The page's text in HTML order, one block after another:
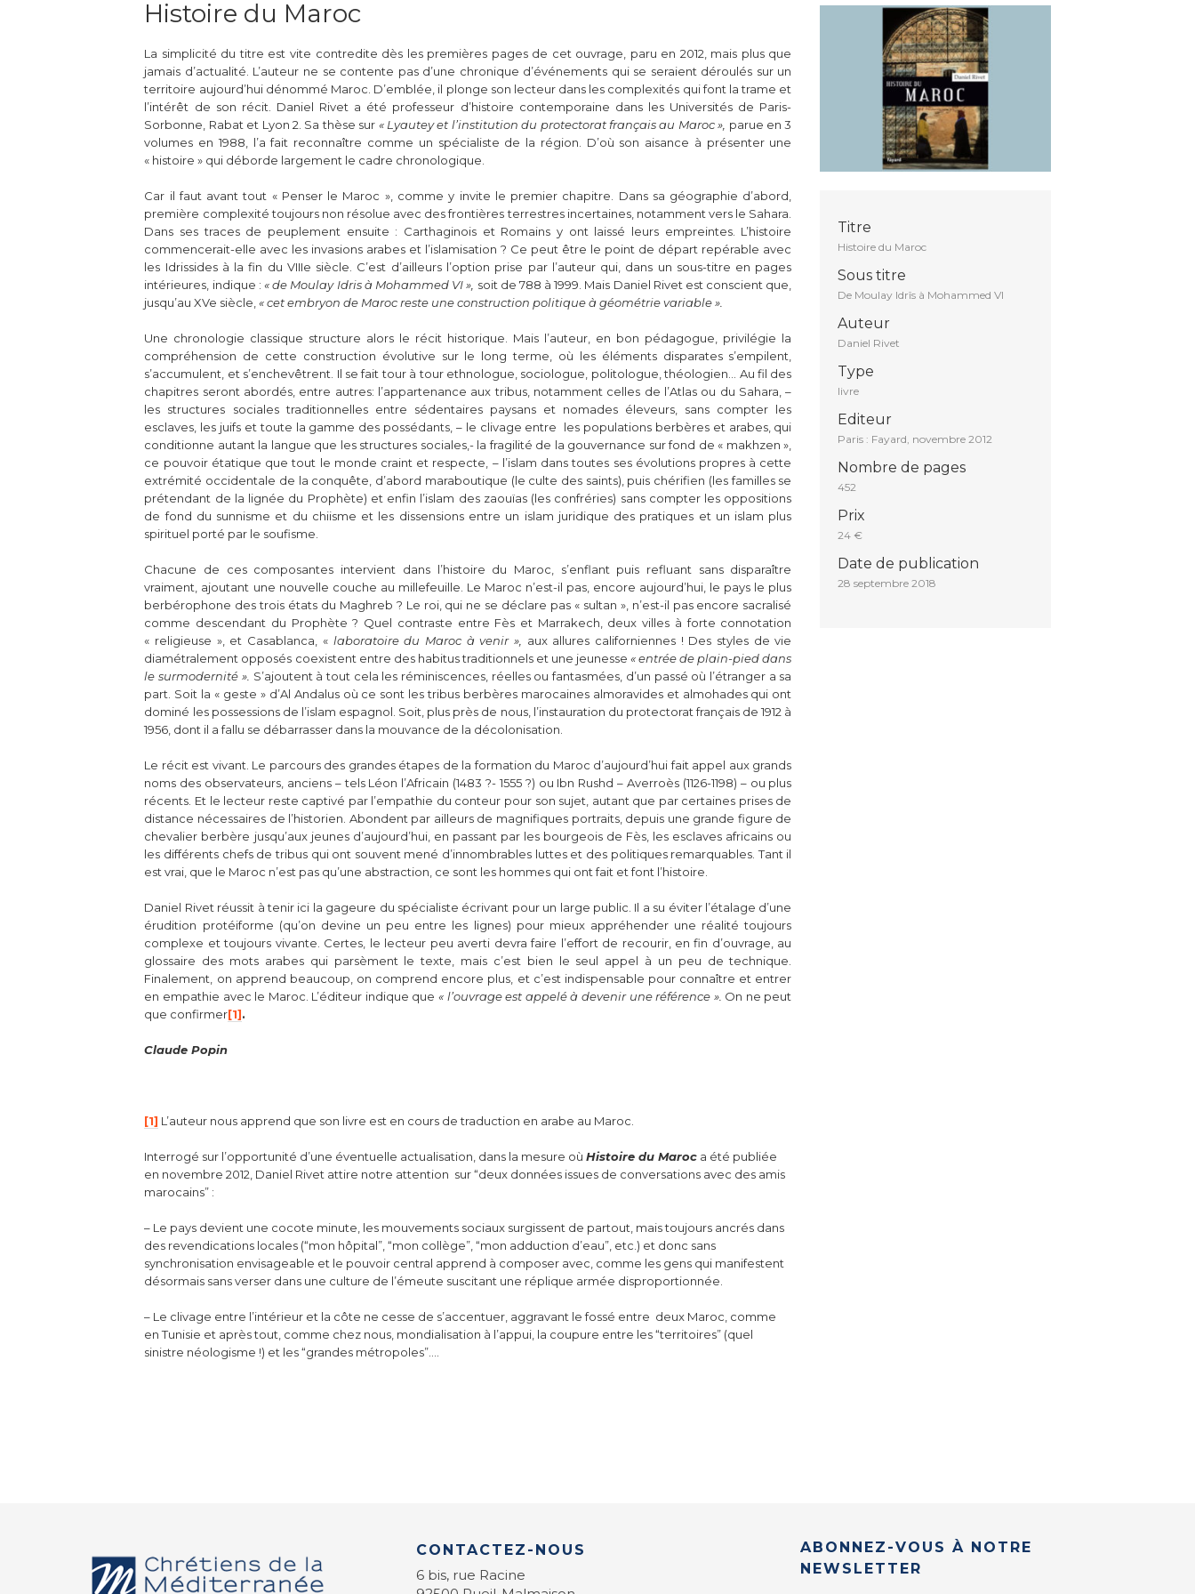
Titre
Histoire du Maroc
Sous titre
De Moulay Idrîs à Mohammed VI
Auteur
Daniel Rivet
Type
livre
Editeur
Paris : Fayard, novembre 2012
Nombre de pages
452
Prix
24 €
Date de publication
28 septembre 2018
Histoire du Maroc
La simplicité du titre est vite contredite dès les premières pages de cet ouvrage, paru en 2012, mais plus que
jamais d’actualité. L’auteur ne se contente pas d’une chronique d’événements qui se seraient déroulés sur un
territoire aujourd’hui dénommé Maroc. D’emblée, il plonge son lecteur dans les complexités qui font la trame et
l’intérêt de son récit. Daniel Rivet a été professeur d’histoire contemporaine dans les Universités de Paris-
Sorbonne, Rabat et Lyon 2. Sa thèse sur « Lyautey et l’institution du protectorat français au Maroc », parue en 3
volumes en 1988, l’a fait reconnaître comme un spécialiste de la région. D’où son aisance à présenter une
« histoire » qui déborde largement le cadre chronologique.
Car il faut avant tout « Penser le Maroc », comme y invite le premier chapitre. Dans sa géographie d’abord,
première complexité toujours non résolue avec des frontières terrestres incertaines, notamment vers le Sahara.
Dans ses traces de peuplement ensuite : Carthaginois et Romains y ont laissé leurs empreintes. L’histoire
commencerait-elle avec les invasions arabes et l’islamisation ? Ce peut être le point de départ repérable avec
les Idrissides à la fin du VIIIe siècle. C’est d’ailleurs l’option prise par l’auteur qui, dans un sous-titre en pages
intérieures, indique : « de Moulay Idris à Mohammed VI », soit de 788 à 1999. Mais Daniel Rivet est conscient que,
jusqu’au XVe siècle,« cet embryon de Maroc reste une construction politique à géométrie variable ».
Une chronologie classique structure alors le récit historique. Mais l’auteur, en bon pédagogue, privilégie la
compréhension de cette construction évolutive sur le long terme, où les éléments disparates s’empilent,
s’accumulent, et s’enchevêtrent. Il se fait tour à tour ethnologue, sociologue, politologue, théologien… Au fil des
chapitres seront abordés, entre autres: l’appartenance aux tribus, notamment celles de l’Atlas ou du Sahara, –
les structures sociales traditionnelles entre sédentaires paysans et nomades éleveurs, sans compter les
esclaves, les juifs et toute la gamme des possédants, – le clivage entre les populations berbères et arabes, qui
conditionne autant la langue que les structures sociales,- la fragilité de la gouvernance sur fond de « makhzen »,
ce pouvoir étatique que tout le monde craint et respecte, – l’islam dans toutes ses évolutions propres à cette
extrémité occidentale de la conquête, d’abord maraboutique (le culte des saints), puis chérifien (les familles se
prétendant de la lignée du Prophète) et enfin l’islam des zaouïas (les confréries) sans compter les oppositions
de fond du sunnisme et du chiisme et les dissensions entre un islam juridique des pratiques et un islam plus
spirituel porté par le soufisme.
Chacune de ces composantes intervient dans l’histoire du Maroc, s’enflant puis refluant sans disparaître
vraiment, ajoutant une nouvelle couche au millefeuille. Le Maroc n’est-il pas, encore aujourd’hui, le pays le plus
berbérophone des trois états du Maghreb ? Le roi, qui ne se déclare pas « sultan », n’est-il pas encore sacralisé
comme descendant du Prophète ? Quel contraste entre Fès et Marrakech, deux villes à forte connotation
« religieuse », et Casablanca, « laboratoire du Maroc à venir », aux allures californiennes ! Des styles de vie
diamétralement opposés coexistent entre des habitus traditionnels et une jeunesse« entrée de plain-pied dans
le surmodernité ». S’ajoutent à tout cela les réminiscences, réelles ou fantasmées, d’un passé où l’étranger a sa
part. Soit la « geste » d’Al Andalus où ce sont les tribus berbères marocaines almoravides et almohades qui ont
dominé les possessions de l’islam espagnol. Soit, plus près de nous, l’instauration du protectorat français de 1912 à
1956, dont il a fallu se débarrasser dans la mouvance de la décolonisation.
Le récit est vivant. Le parcours des grandes étapes de la formation du Maroc d’aujourd’hui fait appel aux grands
noms des observateurs, anciens – tels Léon l’Africain (1483 ?- 1555 ?) ou Ibn Rushd – Averroès (1126-1198) – ou plus
récents. Et le lecteur reste captivé par l’empathie du conteur pour son sujet, autant que par certaines prises de
distance nécessaires de l’historien. Abondent par ailleurs de magnifiques portraits, depuis une grande figure de
chevalier berbère jusqu’aux jeunes d’aujourd’hui, en passant par les bourgeois de Fès, les esclaves africains ou
les différents chefs de tribus qui ont souvent mené d’innombrables luttes et des politiques remarquables. Tant il
est vrai, que le Maroc n’est pas qu’une abstraction, ce sont les hommes qui ont fait et font l’histoire.
Daniel Rivet réussit à tenir ici la gageure du spécialiste écrivant pour un large public. Il a su éviter l’étalage d’une
érudition protéiforme (qu’on devine un peu entre les lignes) pour mieux appréhender une réalité toujours
complexe et toujours vivante. Certes, le lecteur peu averti devra faire l’effort de recourir, en fin d’ouvrage, au
glossaire des mots arabes qui parsèment le texte, mais c’est bien le seul appel à un peu de technique.
Finalement, on apprend beaucoup, on comprend encore plus, et c’est indispensable pour connaître et entrer
en empathie avec le Maroc. L’éditeur indique que« l’ouvrage est appelé à devenir une référence ». On ne peut
que confirmer[1].
Claude Popin
[1] L’auteur nous apprend que son livre est en cours de traduction en arabe au Maroc.
Interrogé sur l’opportunité d’une éventuelle actualisation, dans la mesure oùHistoire du Maroc a été publiée
en novembre 2012, Daniel Rivet attire notre attention sur “deux données issues de conversations avec des amis
marocains” :
– Le pays devient une cocote minute, les mouvements sociaux surgissent de partout, mais toujours ancrés dans
des revendications locales (“mon hôpital”, “mon collège”, “mon adduction d’eau”, etc.) et donc sans
synchronisation envisageable et le pouvoir central apprend à composer avec, comme les gens qui manifestent
désormais sans verser dans une culture de l’émeute suscitant une réplique armée disproportionnée.
– Le clivage entre l’intérieur et la côte ne cesse de s’accentuer, aggravant le fossé entre deux Maroc, comme
en Tunisie et après tout, comme chez nous, mondialisation à l’appui, la coupure entre les “territoires” (quel
sinistre néologisme !) et les “grandes métropoles”….
CONTACTEZ-NOUS
6 bis, rue Racine
ABONNEZ-VOUS À NOTRE
NEWSLETTER